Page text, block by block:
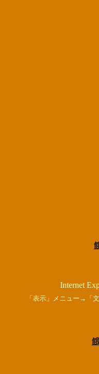
Internet
「表示」メニュー→「